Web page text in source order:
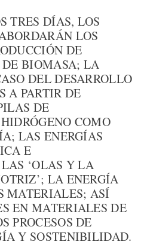
TRES DÍAS, LOS
LOS
DE
DE BIOMASA; LA
DEL DESARROLLO
A PARTIR DE
DE
COMO
LAS ENERGÍAS
E
‘OLAS Y LA
LA ENERGÍA
MATERIALES; ASÍ
EN MATERIALES DE
PROCESOS DE
Y SOSTENIBILIDAD.